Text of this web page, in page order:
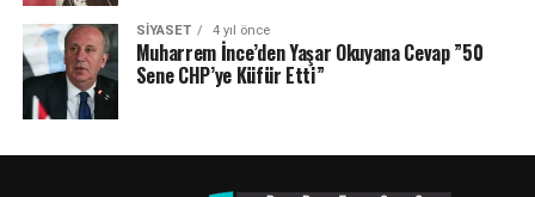
SIYASET 4 yıl önce
Muharrem İnce’den Yaşar Okuyana Cevap ”50
Sene CHP’ye Küfür Etti”